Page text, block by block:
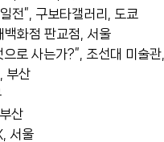
”, 구보타갤러리, 도쿄
점 판교점, 서울
사는가?”, 조선대 미술관
산
산
서울